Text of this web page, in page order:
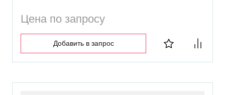
Цена по запросу
Добавить в запрос